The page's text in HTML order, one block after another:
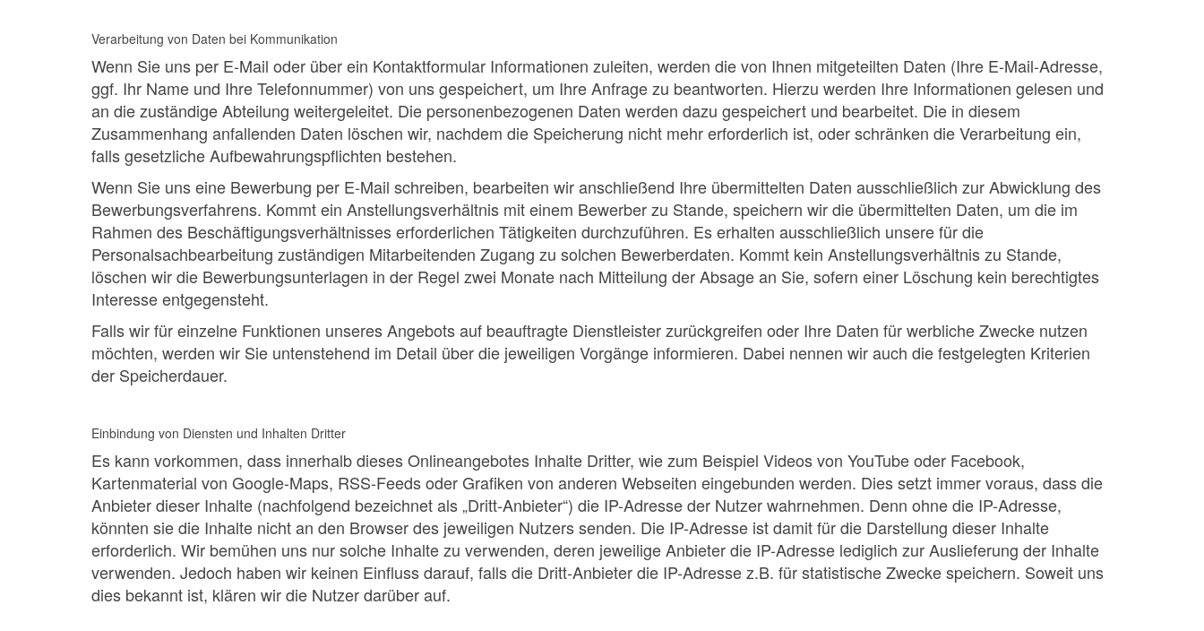
Verarbeitung von Daten bei Kommunikation
Wenn Sie uns per E-Mail oder über ein Kontaktformular Informationen zuleiten, werden die von Ihnen mitgeteilten Daten (Ihre E-Mail-Adresse,
ggf. Ihr Name und Ihre Telefonnummer) von uns gespeichert, um Ihre Anfrage zu beantworten. Hierzu werden Ihre Informationen gelesen und
an die zuständige Abteilung weitergeleitet. Die personenbezogenen Daten werden dazu gespeichert und bearbeitet. Die in diesem
Zusammenhang anfallenden Daten löschen wir, nachdem die Speicherung nicht mehr erforderlich ist, oder schränken die Verarbeitung ein,
falls gesetzliche Aufbewahrungspflichten bestehen.
Wenn Sie uns eine Bewerbung per E-Mail schreiben, bearbeiten wir anschließend Ihre übermittelten Daten ausschließlich zur Abwicklung des
Bewerbungsverfahrens. Kommt ein Anstellungsverhältnis mit einem Bewerber zu Stande, speichern wir die übermittelten Daten, um die im
Rahmen des Beschäftigungsverhältnisses erforderlichen Tätigkeiten durchzuführen. Es erhalten ausschließlich unsere für die
Personalsachbearbeitung zuständigen Mitarbeitenden Zugang zu solchen Bewerberdaten. Kommt kein Anstellungsverhältnis zu Stande,
löschen wir die Bewerbungsunterlagen in der Regel zwei Monate nach Mitteilung der Absage an Sie, sofern einer Löschung kein berechtigtes
Interesse entgegensteht.
Falls wir für einzelne Funktionen unseres Angebots auf beauftragte Dienstleister zurückgreifen oder Ihre Daten für werbliche Zwecke nutzen
möchten, werden wir Sie untenstehend im Detail über die jeweiligen Vorgänge informieren. Dabei nennen wir auch die festgelegten Kriterien
der Speicherdauer.
Einbindung von Diensten und Inhalten Dritter
Es kann vorkommen, dass innerhalb dieses Onlineangebotes Inhalte Dritter, wie zum Beispiel Videos von YouTube oder Facebook,
Kartenmaterial von Google-Maps, RSS-Feeds oder Grafiken von anderen Webseiten eingebunden werden. Dies setzt immer voraus, dass die
Anbieter dieser Inhalte (nachfolgend bezeichnet als „Dritt-Anbieter“) die IP-Adresse der Nutzer wahrnehmen. Denn ohne die IP-Adresse,
könnten sie die Inhalte nicht an den Browser des jeweiligen Nutzers senden. Die IP-Adresse ist damit für die Darstellung dieser Inhalte
erforderlich. Wir bemühen uns nur solche Inhalte zu verwenden, deren jeweilige Anbieter die IP-Adresse lediglich zur Auslieferung der Inhalte
verwenden. Jedoch haben wir keinen Einfluss darauf, falls die Dritt-Anbieter die IP-Adresse z.B. für statistische Zwecke speichern. Soweit uns
dies bekannt ist, klären wir die Nutzer darüber auf.